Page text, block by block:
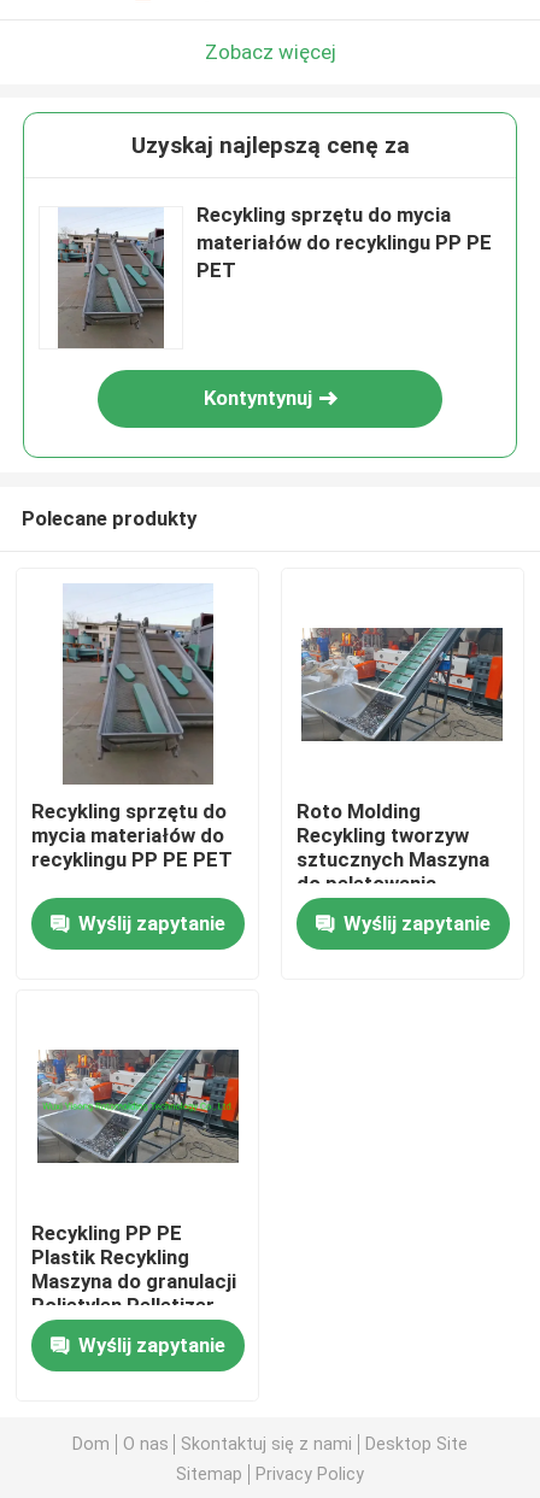
Dom
Produkty
Filmy
Wycieczka po fabryce
Skontaktuj się z nami
Aktualności
Forma do formowania rotacyjnego
Zobacz więcej
Uzyskaj najlepszą cenę za
Recykling sprzętu do mycia
materiałów do recyklingu PP PE
PET
Kontyntynuj
Polecane produkty
Recykling sprzętu do
mycia materiałów do
recyklingu PP PE PET
Wyślij zapytanie
Roto Molding
Recykling tworzyw
sztucznych Maszyna
do peletowania
Resztki materiału
Wyślij zapytanie
Recykling PP PE
Plastik Recykling
Maszyna do granulacji
Polietylen Pelletizer
Wyślij zapytanie
Dom O nas Skontaktuj się z nami
Desktop Site
Sitemap
Privacy Policy